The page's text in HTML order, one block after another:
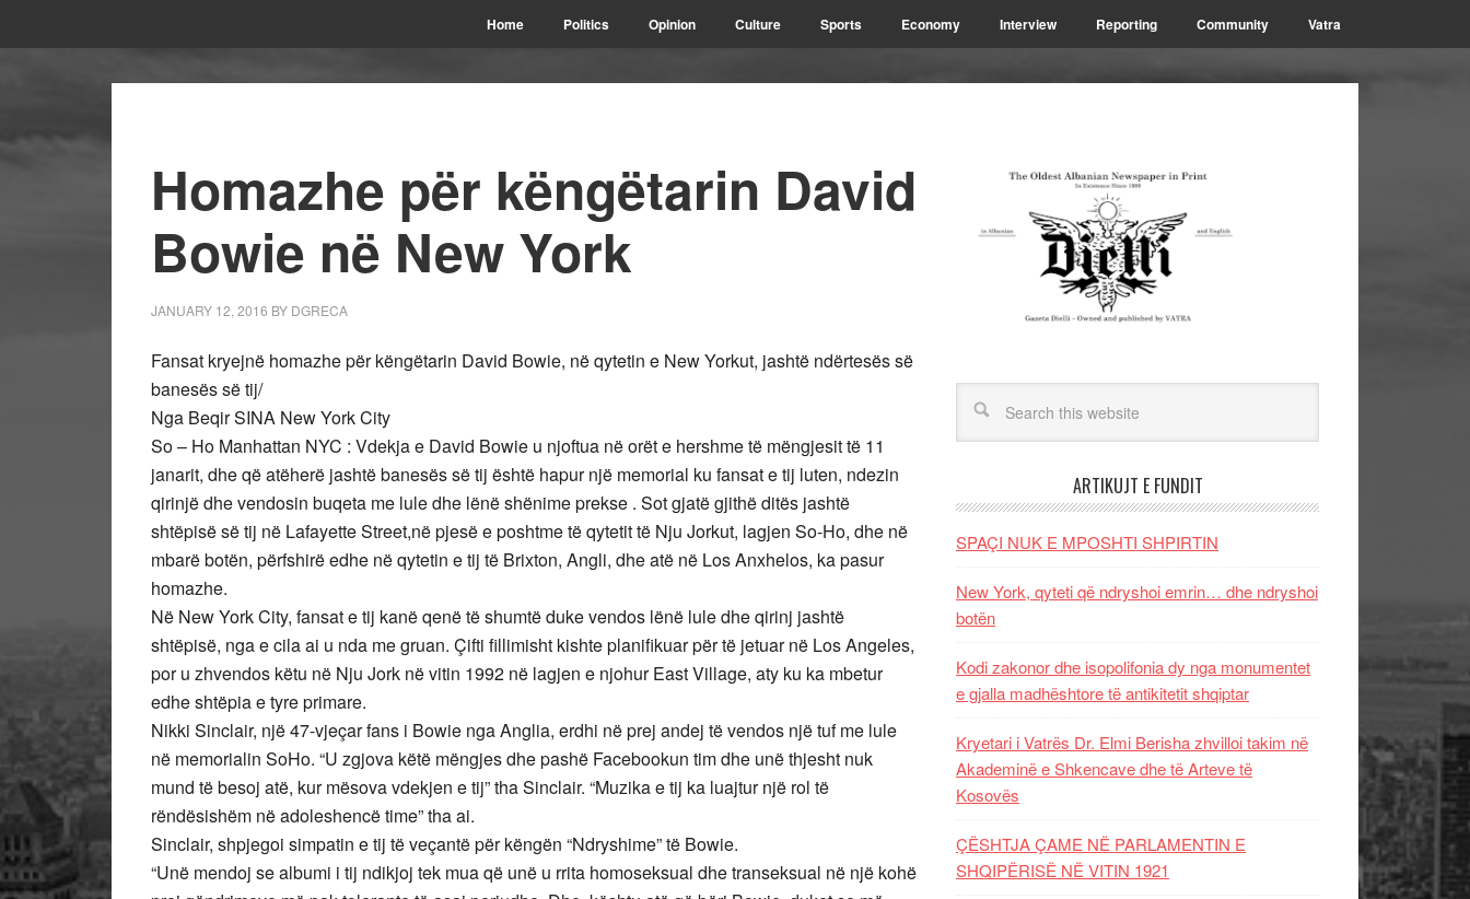
Home Politics Opinion Culture Sports Economy Interview Reporting Community Vatra
Homazhe për këngëtarin David
Bowie në New York
JANUARY 12, 2016 BY DGRECA
Fansat kryejnë homazhe për këngëtarin David Bowie, në qytetin e New Yorkut, jashtë ndërtesës së
banesës së tij/
Nga Beqir SINA New York City
So – Ho Manhattan NYC : Vdekja e David Bowie u njoftua në orët e hershme të mëngjesit të 11
janarit, dhe që atëherë jashtë banesës së tij është hapur një memorial ku fansat e tij luten, ndezin
qirinjë dhe vendosin buqeta me lule dhe lënë shënime prekse . Sot gjatë gjithë ditës jashtë
shtëpisë së tij në Lafayette Street,në pjesë e poshtme të qytetit të Nju Jorkut, lagjen So-Ho, dhe në
mbarë botën, përfshirë edhe në qytetin e tij të Brixton, Angli, dhe atë në Los Anxhelos, ka pasur
homazhe.
Në New York City, fansat e tij kanë qenë të shumtë duke vendos lënë lule dhe qirinj jashtë
shtëpisë, nga e cila ai u nda me gruan. Çifti fillimisht kishte planifikuar për të jetuar në Los Angeles,
por u zhvendos këtu në Nju Jork në vitin 1992 në lagjen e njohur East Village, aty ku ka mbetur
edhe shtëpia e tyre primare.
Nikki Sinclair, një 47-vjeçar fans i Bowie nga Anglia, erdhi në prej andej të vendos një tuf me lule
në memorialin SoHo. “U zgjova këtë mëngjes dhe pashë Facebookun tim dhe unë thjesht nuk
mund të besoj atë, kur mësova vdekjen e tij” tha Sinclair. “Muzika e tij ka luajtur një rol të
rëndësishëm në adoleshencë time” tha ai.
Sinclair, shpjegoi simpatin e tij të veçantë për këngën “Ndryshime” të Bowie.
“Unë mendoj se albumi i tij ndikjoj tek mua që unë u rrita homoseksual dhe transeksual në një kohë
ARTIKUJT E FUNDIT
SPAÇI NUK E MPOSHTI SHPIRTIN
New York, qyteti që ndryshoi emrin… dhe ndryshoi
botën
Kodi zakonor dhe isopolifonia dy nga monumentet
e gjalla madhështore të antikitetit shqiptar
Kryetari i Vatrës Dr. Elmi Berisha zhvilloi takim në
Akademinë e Shkencave dhe të Arteve të
Kosovës
ÇËSHTJA ÇAME NË PARLAMENTIN E
SHQIPËRISË NË VITIN 1921